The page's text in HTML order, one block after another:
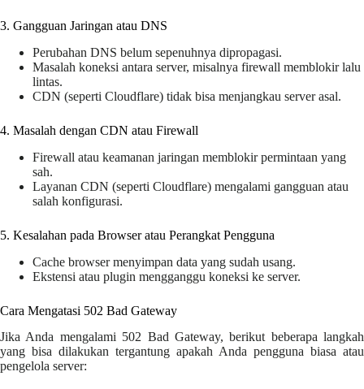
3. Gangguan Jaringan atau DNS
Perubahan DNS belum sepenuhnya dipropagasi.
Masalah koneksi antara server, misalnya firewall memblokir lalu
lintas.
CDN (seperti Cloudflare) tidak bisa menjangkau server asal.
4. Masalah dengan CDN atau Firewall
Firewall atau keamanan jaringan memblokir permintaan yang
sah.
Layanan CDN (seperti Cloudflare) mengalami gangguan atau
salah konfigurasi.
5. Kesalahan pada Browser atau Perangkat Pengguna
Cache browser menyimpan data yang sudah usang.
Ekstensi atau plugin mengganggu koneksi ke server.
Cara Mengatasi 502 Bad Gateway
Jika Anda mengalami 502 Bad Gateway, berikut beberapa langkah
yang bisa dilakukan tergantung apakah Anda pengguna biasa atau
pengelola server: